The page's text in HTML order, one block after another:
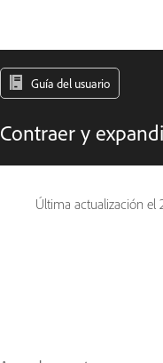
Guía del usuario
Contraer y
Última actualización el